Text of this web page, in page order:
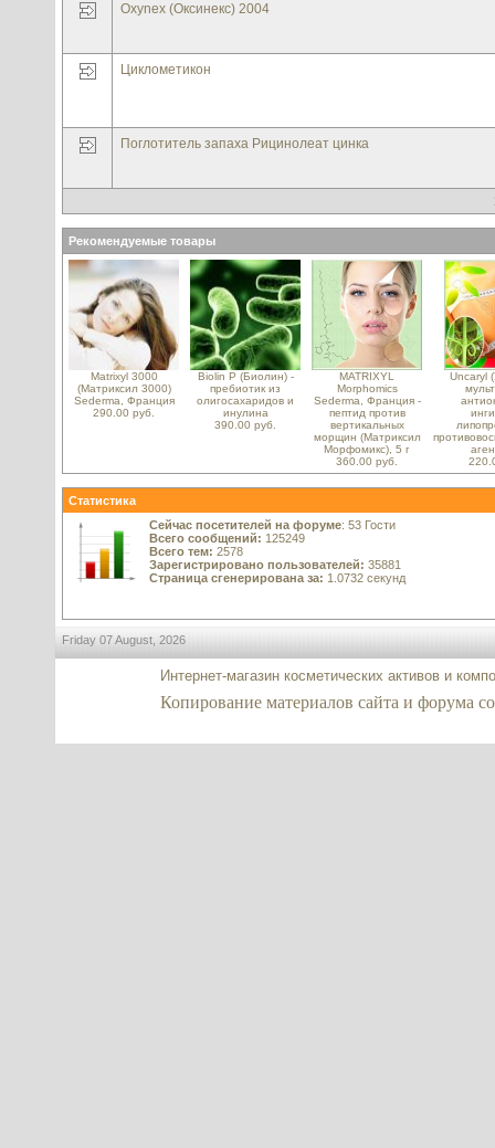
Oxynex (Оксинекс) 2004
Циклометикон
Поглотитель запаха Рицинолеат цинка
Рекомендуемые товары
Matrixyl 3000
(Матриксил 3000)
Sederma, Франция
290.00 руб.
Biolin P (Биолин) -
пребиотик из
олигосахаридов и
инулина
390.00 руб.
MATRIXYL
Morphomics
Sederma, Франция -
пептид против
вертикальных
морщин (Матриксил
Морфомикс), 5 г
360.00 руб.
Uncaryl
Статистика
Сейчас посетителей на форуме: 53 Гости
Всего сообщений: 125249
Всего тем: 2578
Зарегистрировано пользователей: 35881
Страница сгенерирована за: 1.0732 секунд
Friday 07 August, 2026
Интернет-магазин косметических активов и
Копирование материалов сайта и форума